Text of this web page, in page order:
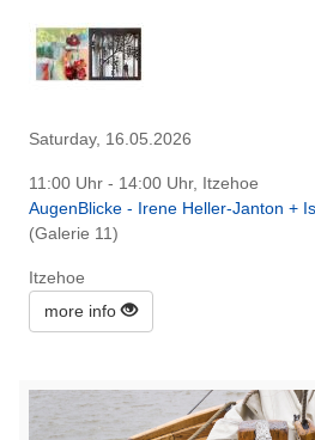
Saturday, 16.05.2026
11:00 Uhr - 14:00 Uhr, Itzehoe
AugenBlicke - Irene Heller-Janton +
(Galerie 11)
Itzehoe
more info